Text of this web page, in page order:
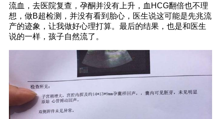
流血，去医院复查，孕酮并没有上升，血HCG翻倍也不理
想，做B超检测，并没有看到胎心，医生说这可能是先兆流
产的迹象，让我做好心理打算。最后的结果，也是和医生
说的一样，孩子自然流了。